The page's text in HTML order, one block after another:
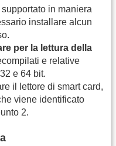
in maniera
installare alcun
per la lettura della
e relative
e 64 bit.
il lettore di smart card,
viene identificato
2.